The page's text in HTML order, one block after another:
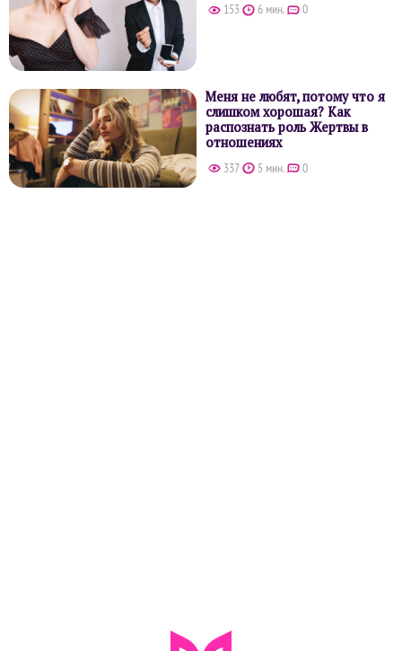
153 6 мин. 0
Меня не любят, потому что я
слишком хорошая? Как
распознать роль Жертвы в
отношениях
337 5 мин. 0